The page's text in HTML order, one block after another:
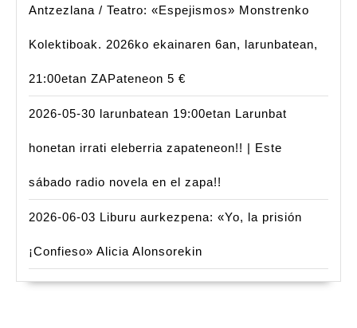
Antzezlana / Teatro: «Espejismos» Monstrenko
Kolektiboak. 2026ko ekainaren 6an, larunbatean,
21:00etan ZAPateneon 5 €
2026-05-30 larunbatean 19:00etan Larunbat
honetan irrati eleberria zapateneon!! | Este
sábado radio novela en el zapa!!
2026-06-03 Liburu aurkezpena: «Yo, la prisión
¡Confieso» Alicia Alonsorekin